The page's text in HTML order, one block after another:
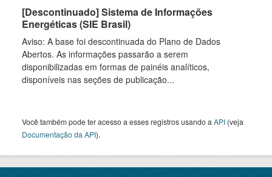
[Descontinuado] Sistema de Informações
Energéticas (SIE Brasil)
Aviso: A base foi descontinuada do Plano de Dados
Abertos. As informações passarão a serem
disponibilizadas em formas de painéis analíticos,
disponíveis nas seções de publicação...
Você também pode ter acesso a esses registros usando a API (veja
Documentação da API).